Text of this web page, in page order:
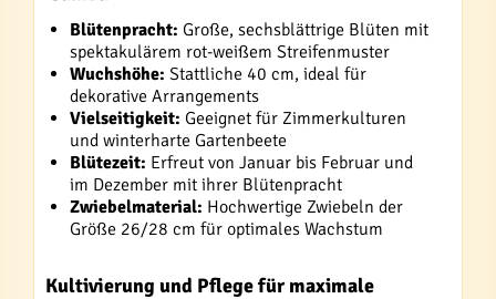
Blütenpracht: Große, sechsblättrige Blüten mit
spektakulärem rot-weißem Streifenmuster
Wuchshöhe: Stattliche 40 cm, ideal für
dekorative Arrangements
Vielseitigkeit: Geeignet für Zimmerkulturen
und winterharte Gartenbeete
Blütezeit: Erfreut von Januar bis Februar und
im Dezember mit ihrer Blütenpracht
Zwiebelmaterial: Hochwertige Zwiebeln der
Größe 26/28 cm für optimales Wachstum
Kultivierung und Pflege für maximale